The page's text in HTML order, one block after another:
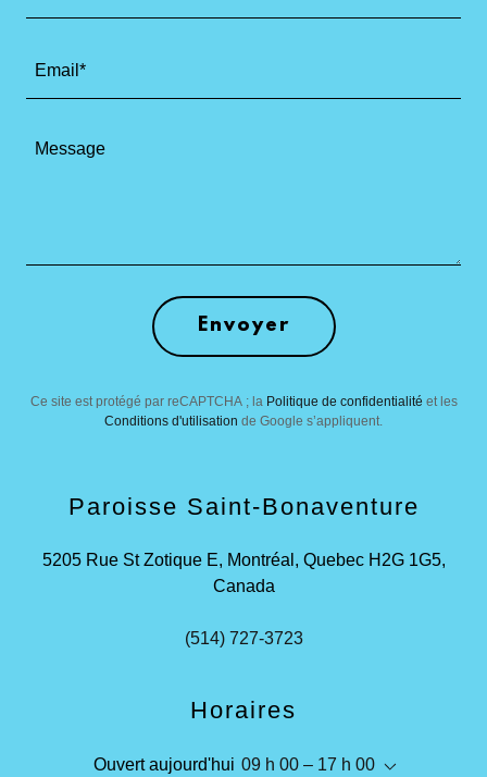
Email*
Envoyer
Ce site est protégé par reCAPTCHA ; la Politique de confidentialité et les
Conditions d'utilisation de Google s’appliquent.
Paroisse Saint-Bonaventure
5205 Rue St Zotique E, Montréal, Quebec H2G 1G5,
Canada
(514) 727-3723
Horaires
Ouvert aujourd'hui 09 h 00 – 17 h 00